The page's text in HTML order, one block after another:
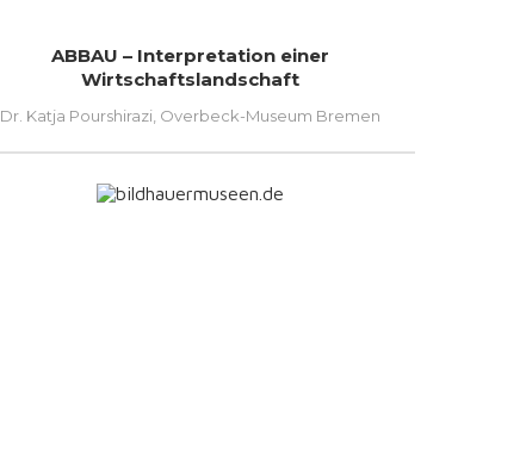
ABBAU – Interpretation einer
Wirtschaftslandschaft
Dr. Katja Pourshirazi, Overbeck-Museum Bremen